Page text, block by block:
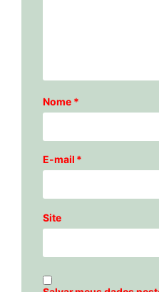
Nome *
E-mail *
Site